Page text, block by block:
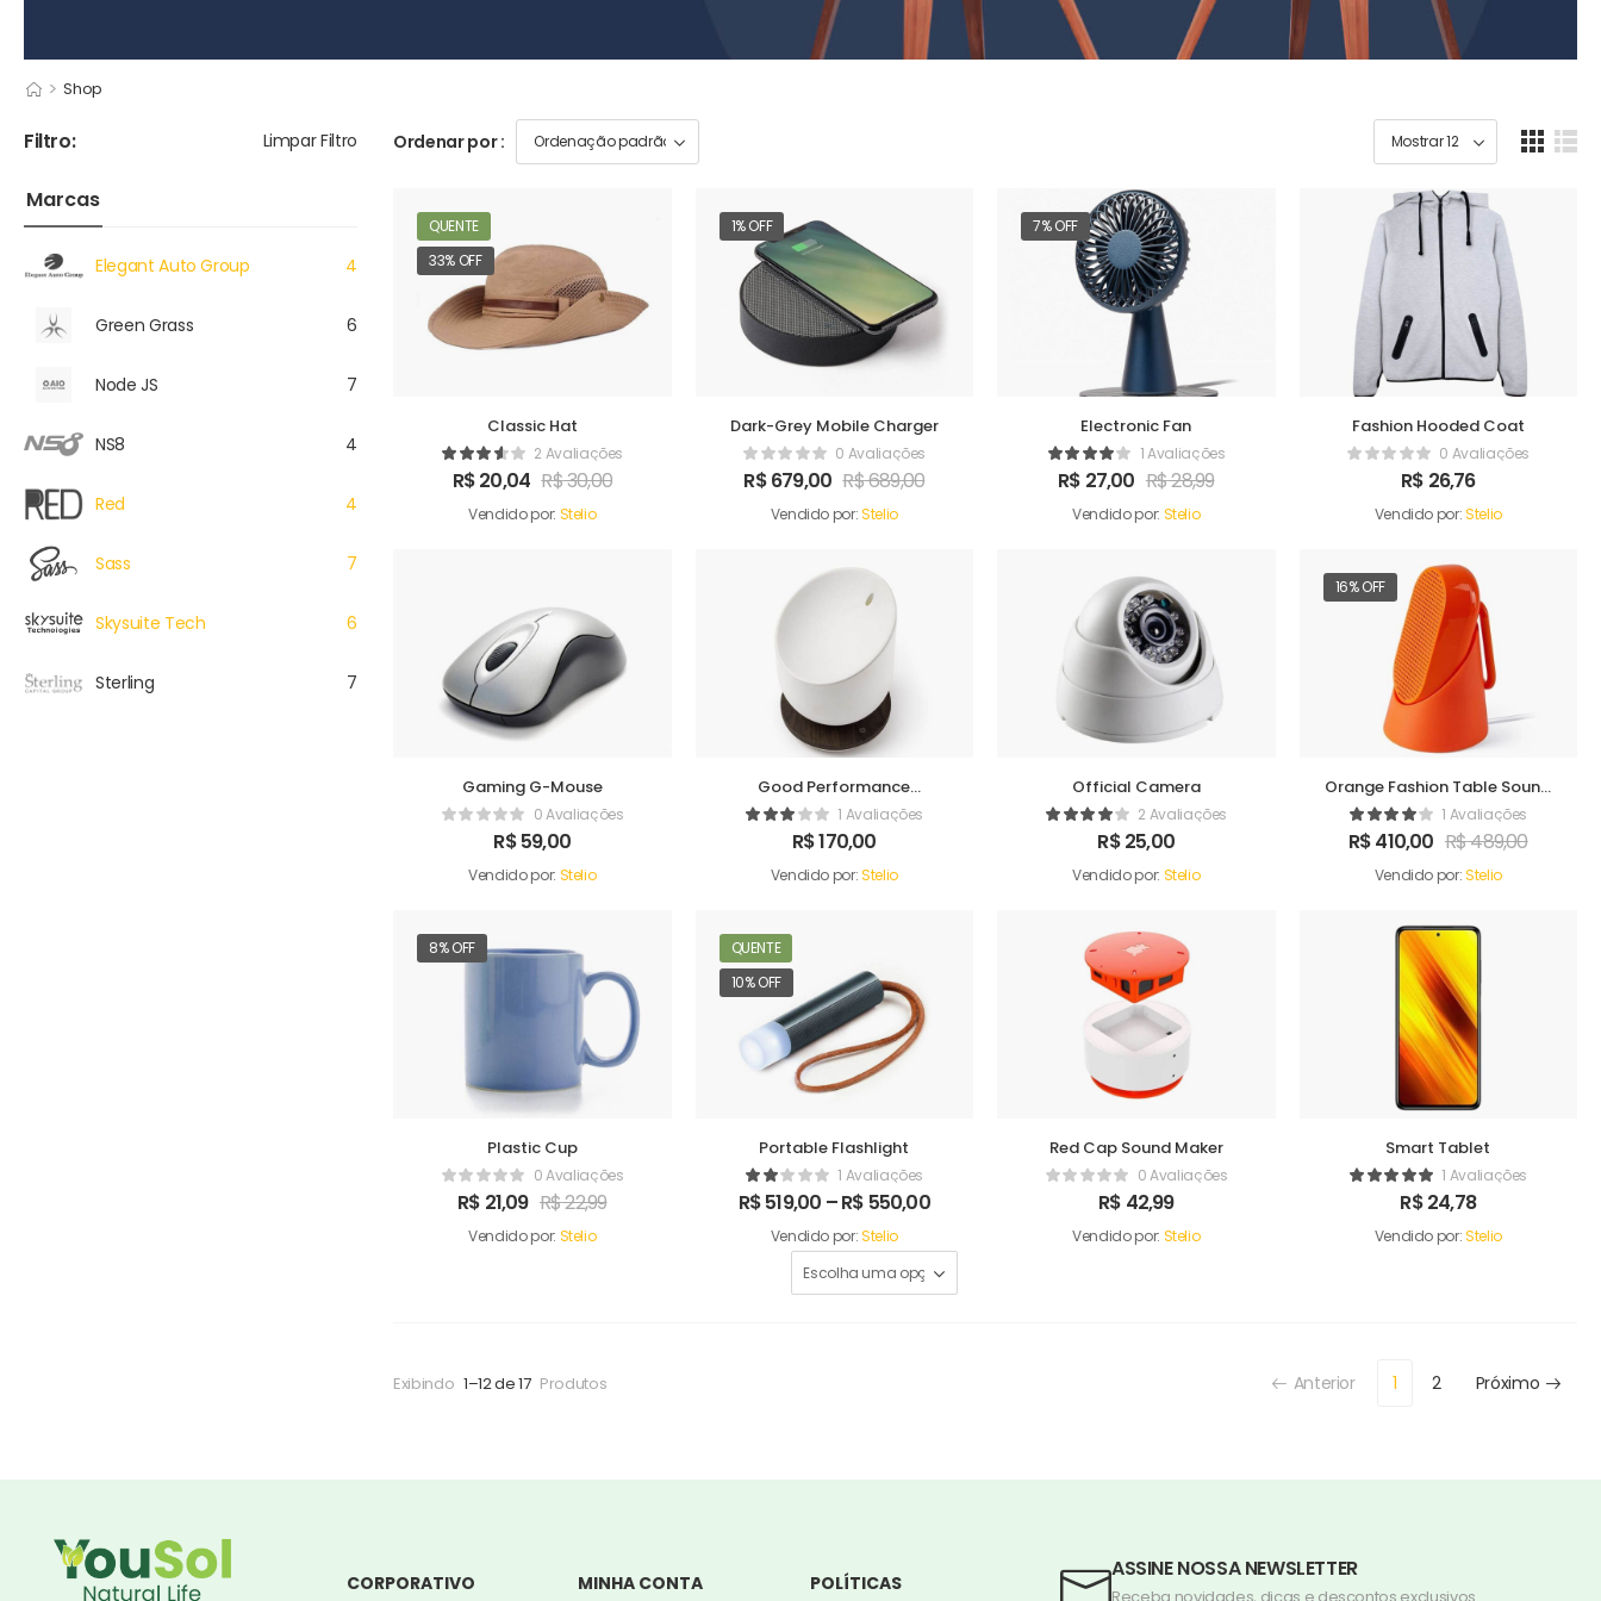
> Shop
Filtro: Limpar Filtro
Marcas
Elegant Auto Group 4
Green Grass 6
Node JS 7
NS8 4
Red 4
Sass 7
Skysuite Tech 6
Sterling 7
Ordenar por :
QUENTE
33% OFF
Classic Hat
2 Avaliações
R$20,04 R$30,00
Vendido por: Stelio
1% OFF
Dark-Grey Mobile Charger
0 Avaliações
R$679,00 R$689,00
Vendido por:Stelio
7% OFF
Electronic Fan
1 Avaliações
R$ 27,00 R$28,99
Vendido por: Stelio
Fashion Hooded Coat
0 Avaliações
R$ 26,76
Vendido por:Stelio
Gaming G-Mouse
0 Avaliações
R$59,00
Vendido por: Stelio
Good Performance
Humidifer1 Avaliações
R$170,00
Vendido por:Stelio
Official Camera
2 Avaliações
R$25,00
Vendido por: Stelio
16% OFF
Orange Fashion Table Sound
Maker1 Avaliações
R$410,00 R$489,00
Vendido por:Stelio
8% OFF
Plastic Cup
0 Avaliações
R$ 21,09 R$22,99
Vendido por: Stelio
QUENTE
10% OFF
Portable Flashlight
1 Avaliações
R$519,00 –R$ 550,00
Vendido por:Stelio
Red Cap Sound Maker
0 Avaliações
R$ 42,99
Vendido por: Stelio
Smart Tablet
1 Avaliações
R$24,78
Vendido por:Stelio
Exibindo 1–12 de 17 Produtos Anterior 1 2 Próximo
ASSINE NOSSA NEWSLETTER
CORPORATIVO MINHA CONTA POLÍTICAS